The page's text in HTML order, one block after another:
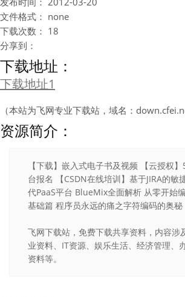
文件格式： none
下载次数： 18
分享到：
下载地址：
下载地址1
（本站为飞网专业下载站，域名：
资源简介：
【下载】嵌入式电子书及视频 【云授权
台报名 【CSDN在线培训】基于JIRA的敏
代PaaS平台 BlueMix全面解析 从零开始
基础篇 程序员永远的痛之字符编码的奥秘
飞网下载站，免费下载共享资料，内容涉
业资料、IT资源、娱乐生活、经济管理、
资料等。